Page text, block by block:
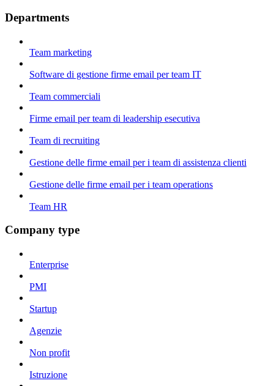
Departments
Team marketing
Software di gestione firme email per team IT
Team commerciali
Firme email per team di leadership esecutiva
Team di recruiting
Gestione delle firme email per i team di assistenza clienti
Gestione delle firme email per i team operations
Team HR
Company type
Enterprise
PMI
Startup
Agenzie
Non profit
Istruzione